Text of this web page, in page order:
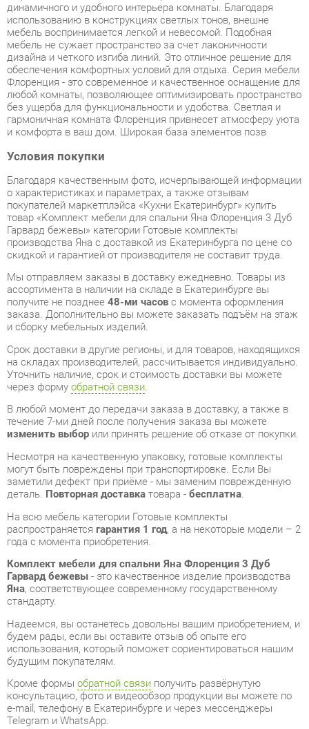
обеспечения комфортных условий для отдыха. Серия мебели
Флоренция - это современное и качественное оснащение для
любой комнаты, позволяющее оптимизировать пространство
без ущерба для функциональности и удобства. Светлая и
гармоничная комната Флоренция привнесет атмосферу уюта
и комфорта в ваш дом. Широкая база элементов позв
Условия покупки
Благодаря качественным фото, исчерпывающей информации
о характеристиках и параметрах, а также отзывам
покупателей маркетплэйса «Кухни Екатеринбург» купить
Гарвард бежевы» категории Готовые комплекты
скидкой и гарантией от производителя не составит труда.
Мы отправляем заказы в доставку ежедневно. Товары из
ассортимента в наличии на складе в Екатеринбурге вы
получите не позднее48-ми часовс момента оформления
заказа. Дополнительно вы можете заказать подъём на этаж
и сборку мебельных изделий.
Срок доставки в другие регионы, и для товаров, находящихся
на складах производителей, рассчитывается индивидуально.
Уточнить наличие, срок и стоимость доставки вы можете
через форму обратной связи
В любой момент до передачи заказа в доставку, а также в
течение 7-ми дней после получения заказа вы можете
изменить выборили принять решение об отказе от покупки.
Несмотря на качественную упаковку, готовые комплекты
могут быть повреждены при транспортировке. Если Вы
деталь.Повторная доставкатовара -бесплатна.
На всю мебель категории Готовые комплекты
года с момента приобретения.
Комплект мебели для спальни Яна Флоренция 3 Дуб
Гарвард бежевы- это качественное изделие производства
Яна
, соответствующее современному государственному
стандарту.
Надеемся, вы останетесь довольны вашим приобретением, и
будем рады, если вы оставите отзыв об опыте его
использования, который поможет сориентироваться нашим
будущим покупателям.
Кроме формыобратной связиполучить развёрнутую
консультацию, фото и видеообзор продукции вы можете по
e-mail, телефону в Екатеринбурге и через мессенджеры
Telegram и WhatsApp.
Готовые комплекты также можно сравнить между собой в
нашем шоу-руме и купить Комплект мебели для спальни Яна
его с нашего центрального склада в г. Екатеринбург. Полный
список адресов и магазинов смотрите на странице
контактов.